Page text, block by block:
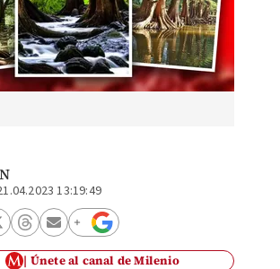
13:19:49
Únete al canal de Milenio